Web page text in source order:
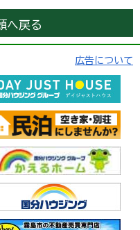
へ戻る
広告について